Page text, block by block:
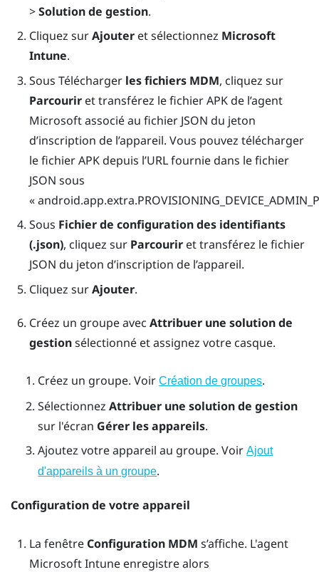
>Solution de gestion.
Cliquez surAjouteret sélectionnez Microsoft
Intune.
Sous Télécharger les fichiers MDM, cliquez sur
Parcouriret transférez le fichier APK de l’agent
Microsoft associé au fichier JSON du jeton
d’inscription de l’appareil. Vous pouvez télécharger
le fichier APK depuis l’URL fournie dans le fichier
JSON sous
«
Sous Fichier de configuration des identifiants
(.json), cliquez sur Parcouriret transférez le fichier
JSON du jeton d’inscription de l’appareil.
Cliquez surAjouter.
Créez un groupe avec Attribuer une solution de
gestionsélectionné et assignez votre casque.
Créez un groupe. VoirCréation de groupes.
SélectionnezAttribuer une solution de gestion
sur l'écran Gérer les appareils.
Ajoutez votre appareil au groupe. VoirAjout
d'appareils à un groupe.
Configuration de votre appareil
La fenêtre Configuration MDM s’affiche. L'agent
Microsoft Intuneenregistre alors